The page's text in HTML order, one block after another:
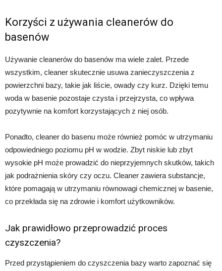
Korzyści z używania cleanerów do
basenów
Używanie cleanerów do basenów ma wiele zalet. Przede
wszystkim, cleaner skutecznie usuwa zanieczyszczenia z
powierzchni bazy, takie jak liście, owady czy kurz. Dzięki temu
woda w basenie pozostaje czysta i przejrzysta, co wpływa
pozytywnie na komfort korzystających z niej osób.
Ponadto, cleaner do basenu może również pomóc w utrzymaniu
odpowiedniego poziomu pH w wodzie. Zbyt niskie lub zbyt
wysokie pH może prowadzić do nieprzyjemnych skutków, takich
jak podrażnienia skóry czy oczu. Cleaner zawiera substancje,
które pomagają w utrzymaniu równowagi chemicznej w basenie,
co przekłada się na zdrowie i komfort użytkowników.
Jak prawidłowo przeprowadzić proces
czyszczenia?
Przed przystąpieniem do czyszczenia bazy warto zapoznać się